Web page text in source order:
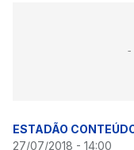
ESTADÃO
27/07/2018 - 14:00